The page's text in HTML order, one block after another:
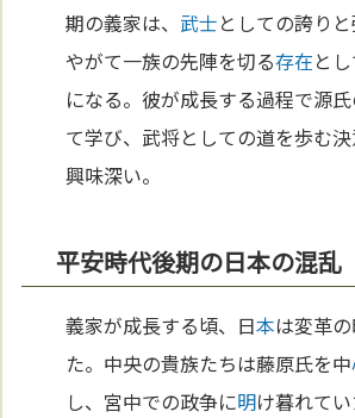
期の義家は、 武士としての誇りと
やがて一族の先陣を切る存在と
になる。彼が成長する過程で源
て学び、武将としての道を歩む
興味深い。
平安時代後期の日本の混乱
義家が成長する頃、日本は変革
た。中央の貴族たちは藤原氏を中
し、宮中での政争に明け暮れて